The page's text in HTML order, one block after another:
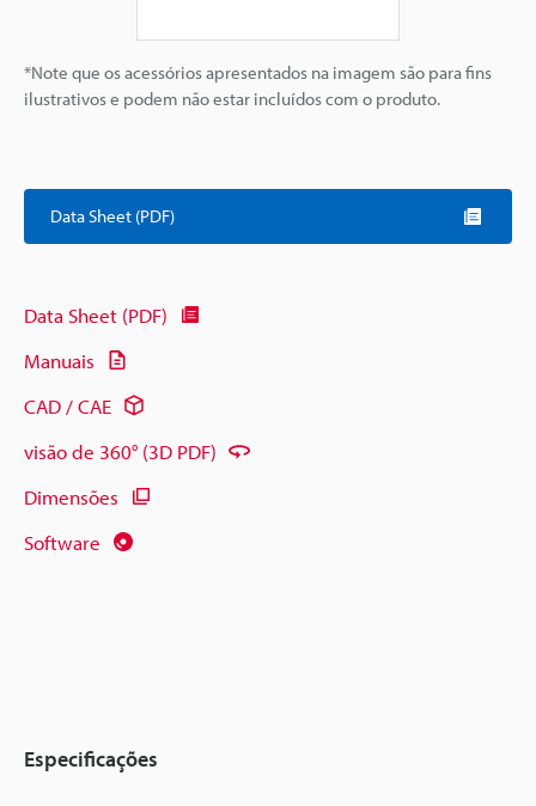
*Note que os acessórios apresentados na imagem são para fins
ilustrativos e podem não estar incluídos com o produto.
Data Sheet (PDF)
Data Sheet (PDF)
Manuais
CAD / CAE
visão de 360° (3D PDF)
Dimensões
Software
Especificações